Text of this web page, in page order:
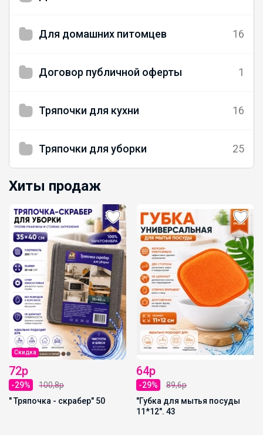
Для домашних питомцев 16
Договор публичной оферты 1
Тряпочки для кухни 16
Тряпочки для уборки 25
Хиты продаж
50
"Губка для мытья посуды
"Губка для мытья посуды